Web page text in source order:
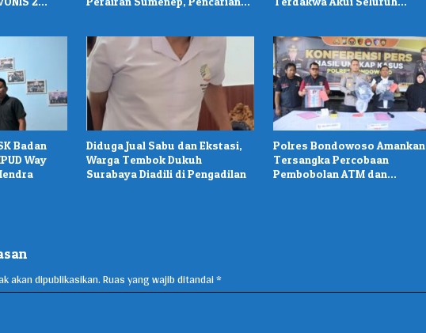
Badan
Way
Diduga Jual Sabu dan Ekstasi,
Warga Tembok Dukuh
Surabaya Diadili di Pengadilan
Polres Bondowoso Amankan
Tersangka Percobaan
Pembobolan ATM dan
akan dipublikasikan.Ruas yang wajib ditandai*